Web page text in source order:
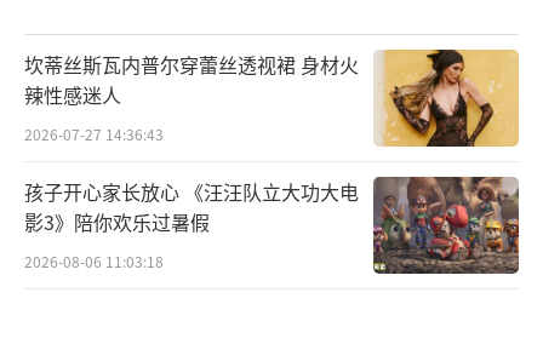
坎蒂丝斯瓦内普尔穿蕾丝透视裙 身材火
辣性感迷人
2026-07-27 14:36:43
孩子开心家长放心 《汪汪队立大功大电
影3》陪你欢乐过暑假
2026-08-06 11:03:18